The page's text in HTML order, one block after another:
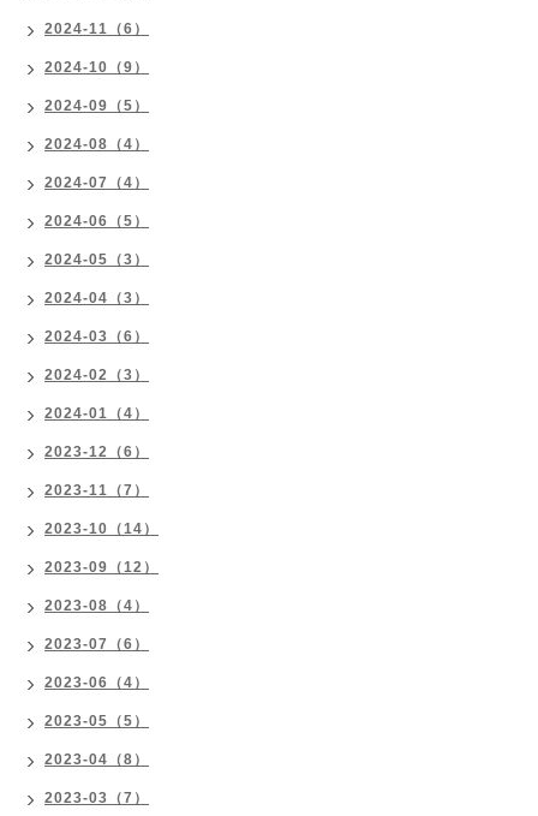
2024-11（6）
2024-10（9）
2024-09（5）
2024-08（4）
2024-07（4）
2024-06（5）
2024-05（3）
2024-04（3）
2024-03（6）
2024-02（3）
2024-01（4）
2023-12（6）
2023-11（7）
2023-10（14）
2023-09（12）
2023-08（4）
2023-07（6）
2023-06（4）
2023-05（5）
2023-04（8）
2023-03（7）